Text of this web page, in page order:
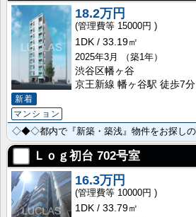
新着
マンション
18.2万円
15000円
1DK
33.19㎡
2025年3月
（築1年）
渋谷区幡ヶ谷
京王新線 幡ヶ谷駅 徒歩7分
Ｌｏｇ初台 702号室
16.3万円
10000円
1DK
33.79㎡